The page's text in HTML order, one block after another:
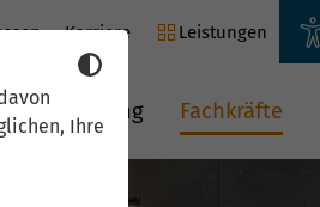
Ihre
Karriere Leistungen
Fachkräfte